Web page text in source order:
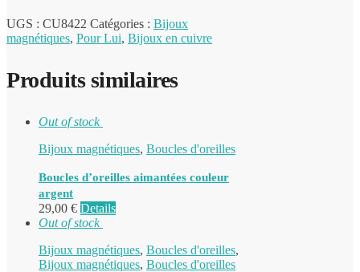
UGS : CU8422 Catégories : Bijoux
magnétiques, Pour Lui, Bijoux en cuivre
Produits similaires
Out of stock
Bijoux magnétiques, Boucles d'oreilles
Boucles d’oreilles aimantées couleur
argent
29,00 € Details
Out of stock
Bijoux magnétiques, Boucles d'oreilles,
Bijoux magnétiques, Boucles d'oreilles